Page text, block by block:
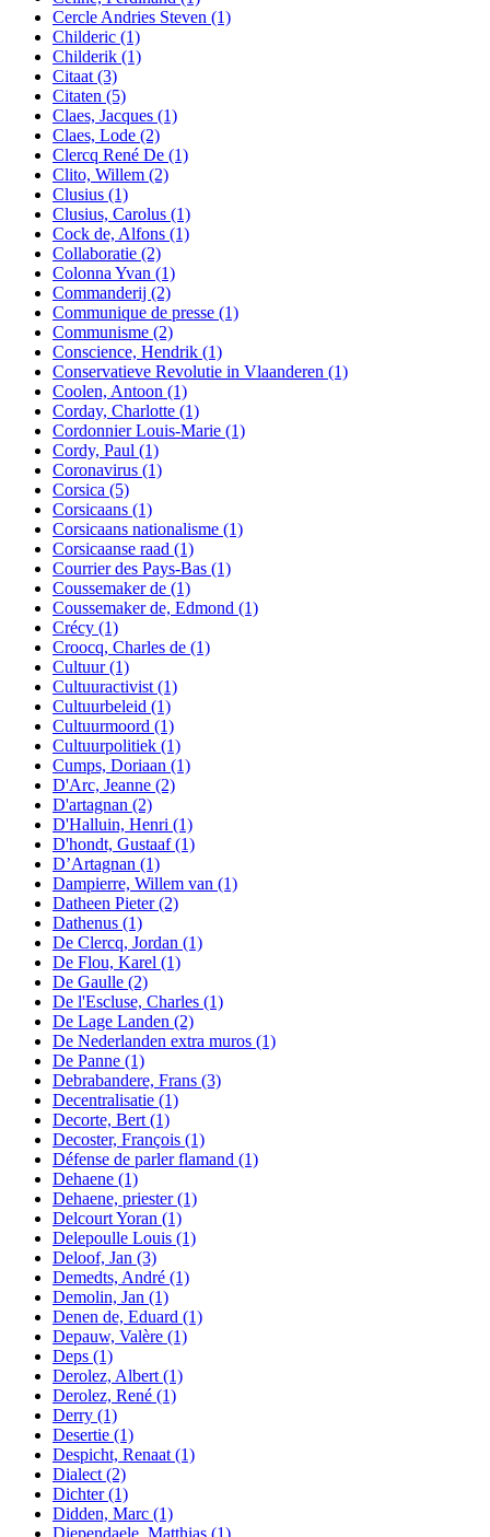
Cercle Andries Steven (1)
Childeric (1)
Childerik (1)
Citaat (3)
Citaten (5)
Claes, Jacques (1)
Claes, Lode (2)
Clercq René De (1)
Clito, Willem (2)
Clusius (1)
Clusius, Carolus (1)
Cock de, Alfons (1)
Collaboratie (2)
Colonna Yvan (1)
Commanderij (2)
Communique de presse (1)
Communisme (2)
Conscience, Hendrik (1)
Conservatieve Revolutie in Vlaanderen (1)
Coolen, Antoon (1)
Corday, Charlotte (1)
Cordonnier Louis-Marie (1)
Cordy, Paul (1)
Coronavirus (1)
Corsica (5)
Corsicaans (1)
Corsicaans nationalisme (1)
Corsicaanse raad (1)
Courrier des Pays-Bas (1)
Coussemaker de (1)
Coussemaker de, Edmond (1)
Crécy (1)
Croocq, Charles de (1)
Cultuur(1)
Cultuuractivist (1)
Cultuurbeleid (1)
Cultuurmoord (1)
Cultuurpolitiek (1)
Cumps, Doriaan (1)
D'Arc, Jeanne (2)
D'artagnan (2)
D'Halluin, Henri (1)
D'hondt, Gustaaf(1)
D’Artagnan (1)
Dampierre, Willem van (1)
Datheen Pieter(2)
Dathenus (1)
De Clercq, Jordan (1)
De Flou, Karel (1)
De Gaulle (2)
De l'Escluse, Charles (1)
De Lage Landen (2)
De Nederlanden extra muros (1)
De Panne (1)
Debrabandere, Frans (3)
Decentralisatie (1)
Decorte, Bert (1)
Decoster, François (1)
Défense de parler flamand (1)
Dehaene (1)
Dehaene, priester(1)
Delcourt Yoran (1)
Delepoulle Louis (1)
Deloof, Jan (3)
Demedts, André (1)
Demolin, Jan (1)
Denen de, Eduard (1)
Depauw, Valère (1)
Deps (1)
Derolez, Albert (1)
Derolez, René (1)
Derry (1)
Desertie (1)
Despicht, Renaat (1)
Dialect (2)
Dichter(1)
Didden, Marc (1)
Diependaele, Matthias (1)